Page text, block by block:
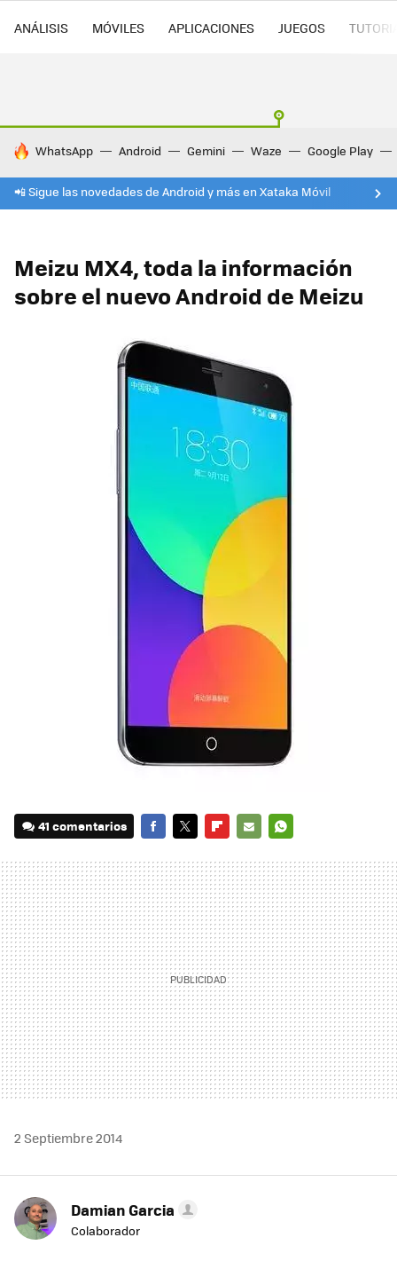
ANÁLISIS MÓVILES APLICACIONES JUEGOS
HOY SE HABLA DE
WhatsApp Android Gemini Waze Google Play
📲 Sigue las novedades de Android y más en Xataka Móvil
Meizu MX4, toda la información
sobre el nuevo Android de Meizu
41 comentarios
MAIL
2 Septiembre 2014
Damian Garcia
Colaborador